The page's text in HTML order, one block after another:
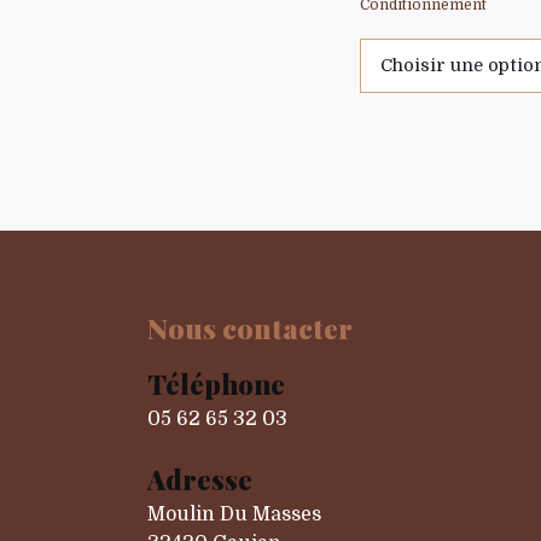
Conditionnement
Nous contacter
Téléphone
05 62 65 32 03
Adresse
Moulin Du Masses